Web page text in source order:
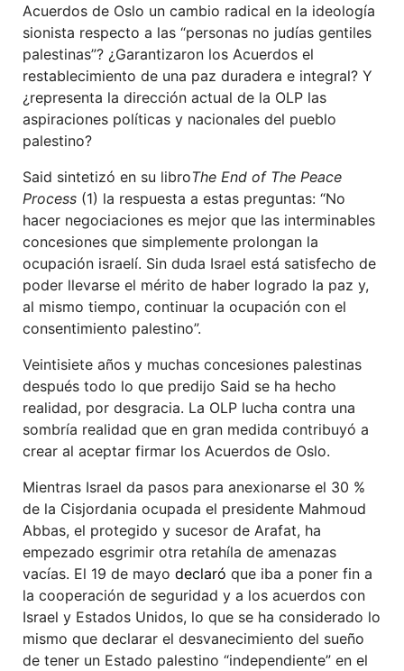
Acuerdos de Oslo un cambio radical en la ideología
sionista respecto a las “personas no judías gentiles
palestinas”? ¿Garantizaron los Acuerdos el
restablecimiento de una paz duradera e integral? Y
¿representa la dirección actual de la OLP las
aspiraciones políticas y nacionales del pueblo
palestino?
Said sintetizó en su libroThe End of The Peace
Process (1) la respuesta a estas preguntas: “No
hacer negociaciones es mejor que las interminables
concesiones que simplemente prolongan la
ocupación israelí. Sin duda Israel está satisfecho de
poder llevarse el mérito de haber logrado la paz y,
al mismo tiempo, continuar la ocupación con el
consentimiento palestino”.
Veintisiete años y muchas concesiones palestinas
después todo lo que predijo Said se ha hecho
realidad, por desgracia. La OLP lucha contra una
sombría realidad que en gran medida contribuyó a
crear al aceptar firmar los Acuerdos de Oslo.
Mientras Israel da pasos para anexionarse el 30 %
de la Cisjordania ocupada el presidente Mahmoud
Abbas, el protegido y sucesor de Arafat, ha
empezado esgrimir otra retahíla de amenazas
vacías. El 19 de mayo declaró que iba a poner fin a
la cooperación de seguridad y a los acuerdos con
Israel y Estados Unidos, lo que se ha considerado lo
mismo que declarar el desvanecimiento del sueño
de tener un Estado palestino “independiente” en el